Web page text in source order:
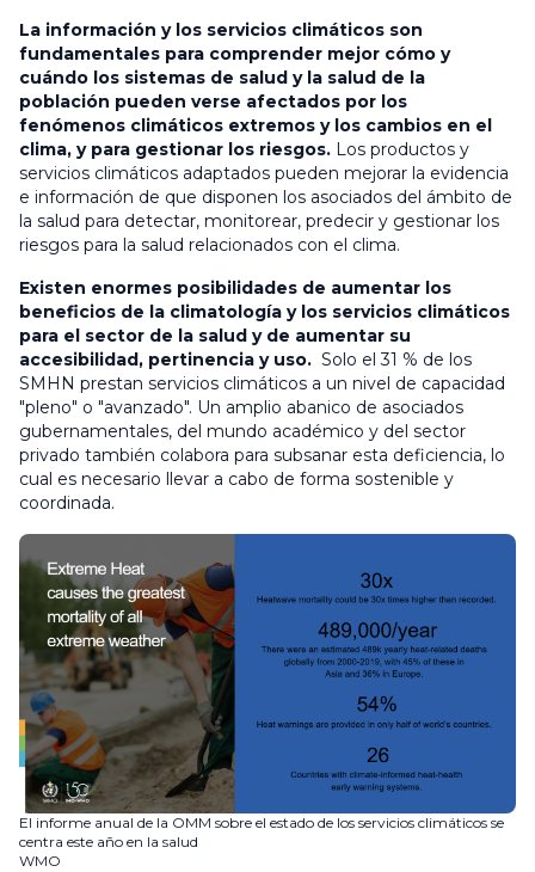
La información y los servicios climáticos son
fundamentales para comprender mejor cómo y
cuándo los sistemas de salud y la salud de la
población pueden verse afectados por los
fenómenos climáticos extremos y los cambios en el
clima, y para gestionar los riesgos. Los productos y
servicios climáticos adaptados pueden mejorar la evidencia
e información de que disponen los asociados del ámbito de
la salud para detectar, monitorear, predecir y gestionar los
riesgos para la salud relacionados con el clima.
Existen enormes posibilidades de aumentar los
beneficios de la climatología y los servicios climáticos
para el sector de la salud y de aumentar su
accesibilidad, pertinencia y uso. Solo el 31 % de los
SMHN prestan servicios climáticos a un nivel de capacidad
"pleno" o "avanzado". Un amplio abanico de asociados
gubernamentales, del mundo académico y del sector
privado también colabora para subsanar esta deficiencia, lo
cual es necesario llevar a cabo de forma sostenible y
coordinada.
El informe anual de la OMM sobre el estado de los servicios climáticos se
centra este año en la salud
WMO